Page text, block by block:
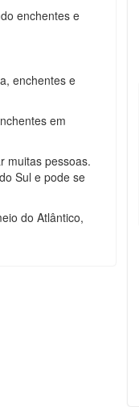
enchentes e
enchentes e
em
muitas pessoas.
Sul e pode se
do Atlântico,